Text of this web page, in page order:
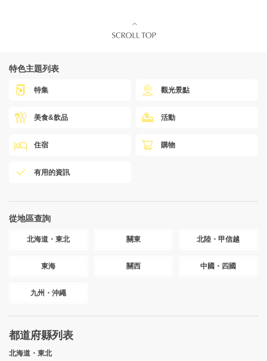
特色主題列表
特集 觀光景點
美食&飲品 活動
住宿 購物
有用的資訊
從地區查詢
北海道・東北 關東 北陸・甲信越
東海 關西 中國・四國
九州・沖繩
都道府縣列表
北海道・東北